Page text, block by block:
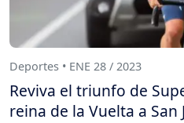
Deportes • ENE 28 / 2023
Reviva el triunfo de
reina de la Vuelta a San